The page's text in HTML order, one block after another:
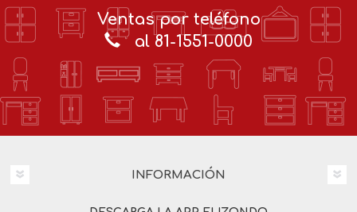
Ventas por teléfono
al 81-1551-0000
INFORMACIÓN